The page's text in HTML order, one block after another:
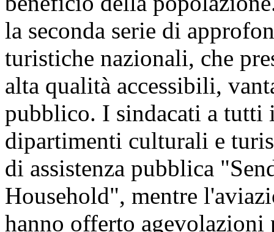
la seconda serie di
turistiche nazionali, che
alta qualità accessibili,
pubblico. I sindacati a
dipartimenti culturali e
di assistenza pubblica
Household", mentre
hanno offerto